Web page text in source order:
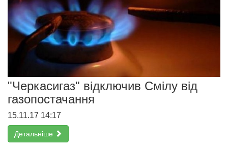
"Черкасигаз" відключив Смілу від
газопостачання
15.11.17 14:17
Детальніше